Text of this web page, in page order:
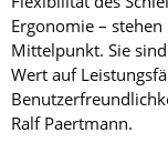
Ergonomie –
Mittelpunkt. Sie
Wert auf
Ralf Paertmann.